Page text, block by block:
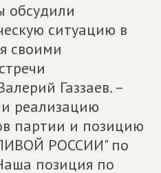
обсудили
ситуацию в
своими
Газзаев. –
реализацию
партии и позицию
РОССИИ" по
позиция по